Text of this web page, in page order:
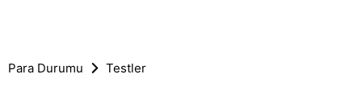
Para Durumu Testler